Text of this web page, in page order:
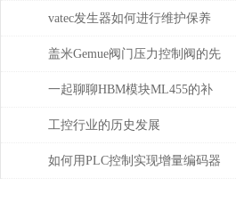
制和动力传输
vatec发生器如何进行维护保养
盖米Gemue阀门压力控制阀的先
导式气动方案：如何用小块头
电磁阀驱动大执行器
一起聊聊HBM模块ML455的补
偿问题
工控行业的历史发展
如何用PLC控制实现增量编码器